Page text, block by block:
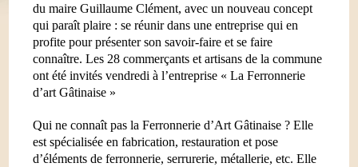
du maire Guillaume Clément, avec un nouveau concept
qui paraît plaire : se réunir dans une entreprise qui en
profite pour présenter son savoir-faire et se faire
connaître. Les 28 commerçants et artisans de la commune
ont été invités vendredi à l’entreprise «La Ferronnerie
d’art Gâtinaise »
Qui ne connaît pasla Ferronnerie d’Art Gâtinaise ? Elle
est spécialisée en fabrication, restauration et pose
d’éléments de ferronnerie, serrurerie, métallerie, etc. Elle